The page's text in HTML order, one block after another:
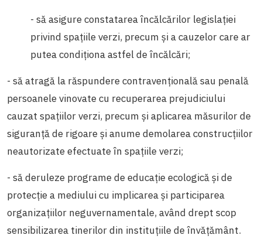
- să asigure constatarea încălcărilor legislației
privind spațiile verzi, precum și a cauzelor care ar
putea condiționa astfel de încălcări;
- să atragă la răspundere contravențională sau penală
persoanele vinovate cu recuperarea prejudiciului
cauzat spațiilor verzi, precum și aplicarea măsurilor de
siguranță de rigoare și anume demolarea construcțiilor
neautorizate efectuate în spațiile verzi;
- să deruleze programe de educație ecologică și de
protecție a mediului cu implicarea și participarea
organizațiilor neguvernamentale, având drept scop
sensibilizarea tinerilor din instituțiile de învățământ.